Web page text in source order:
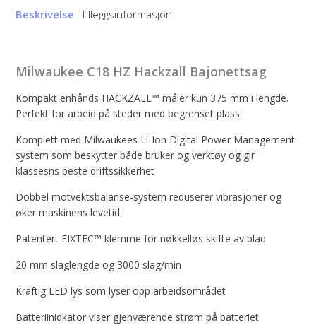
antall
Beskrivelse Tilleggsinformasjon
Milwaukee C18 HZ Hackzall Bajonettsag
Kompakt enhånds HACKZALL™ måler kun 375 mm i lengde.
Perfekt for arbeid på steder med begrenset plass
Komplett med Milwaukees Li-Ion Digital Power Management
system som beskytter både bruker og verktøy og gir
klassesns beste driftssikkerhet
Dobbel motvektsbalanse-system reduserer vibrasjoner og
øker maskinens levetid
Patentert FIXTEC™ klemme for nøkkelløs skifte av blad
20 mm slaglengde og 3000 slag/min
Kraftig LED lys som lyser opp arbeidsområdet
Batteriinidkator viser gjenværende strøm på batteriet